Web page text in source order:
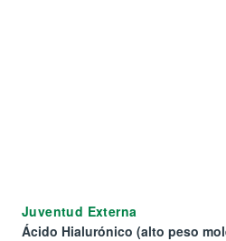
Juventud Externa
Ácido Hialurónico (alto peso